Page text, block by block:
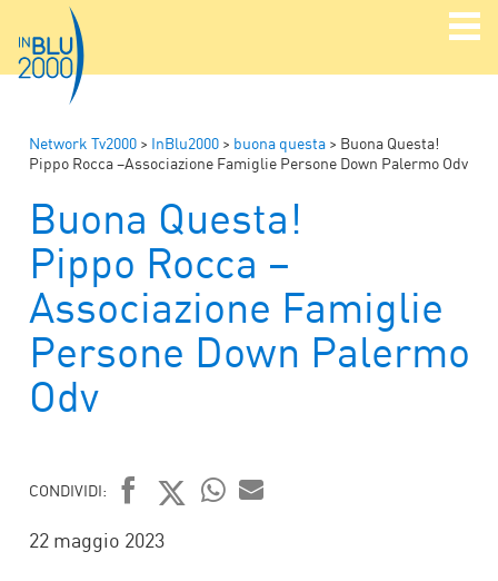
Network Tv2000 > InBlu2000 > buona questa > Buona Questa!
Pippo Rocca –Associazione Famiglie Persone Down Palermo Odv
Buona Questa!
Pippo Rocca –
Associazione Famiglie
Persone Down Palermo
Odv
CONDIVIDI:
FACEBOOK
TWITTER
22 maggio 2023